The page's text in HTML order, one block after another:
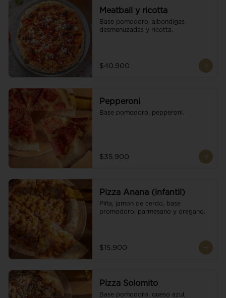
Meatball y ricotta
Base pomodoro, albondigas
desmenuzadas y ricotta.
$40.900
Pepperoni
Base pomodoro, pepperoni.
$35.900
Pizza Anana (infantil)
Piña, jamon de cerdo, base
promodoro, parmesano y oregano.
$15.900
Pizza Solomito
Base pomodoro, queso azul,